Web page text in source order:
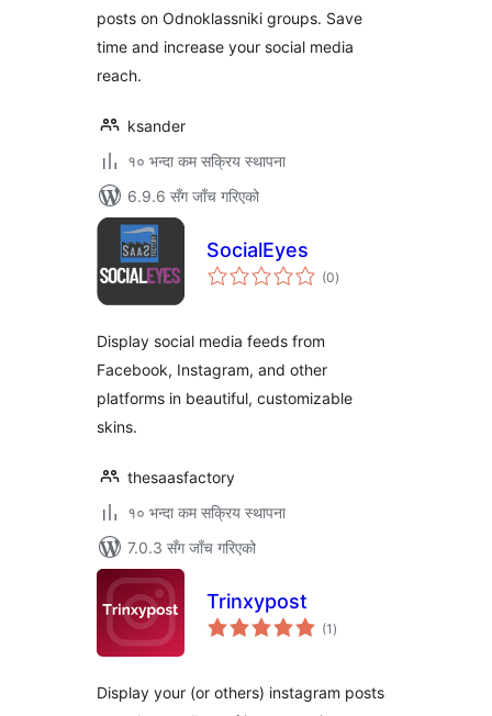
posts on Odnoklassniki groups. Save
time and increase your social media
reach.
ksander
१० भन्दा कम सक्रिय स्थापना
6.9.6 सँग जाँच गरिएको
SocialEyes
(0कुल
रेटिङ्गहरू
)
Display social media feeds from
Facebook, Instagram, and other
platforms in beautiful, customizable
skins.
thesaasfactory
१० भन्दा कम सक्रिय स्थापना
7.0.3 सँग जाँच गरिएको
Trinxypost
(1 कुल
रेटिङ्गहरू
)
Display your (or others) instagram posts